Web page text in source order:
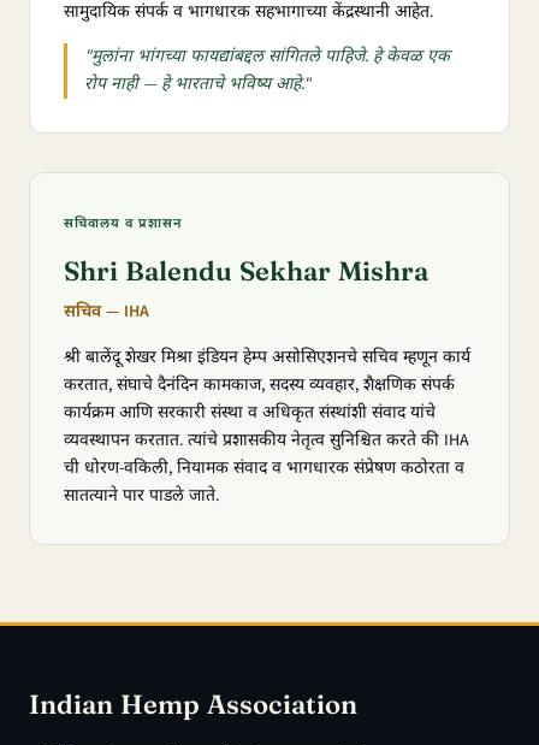
सामुदायिक संपर्क व भागधारक सहभागाच्या केंद्रस्थानी आहेत.
"मुलांना भांगच्या फायद्यांबद्दल सांगितले पाहिजे. हे केवळ एक
रोप नाही — हे भारताचे भविष्य आहे."
सचिवालय व प्रशासन
Shri Balendu Sekhar Mishra
सचिव — IHA
श्री बालेंदू शेखर मिश्रा इंडियन हेम्प असोसिएशनचे सचिव म्हणून कार्य
करतात, संघाचे दैनंदिन कामकाज, सदस्य व्यवहार, शैक्षणिक संपर्क
कार्यक्रम आणि सरकारी संस्था व अधिकृत संस्थांशी संवाद यांचे
व्यवस्थापन करतात. त्यांचे प्रशासकीय नेतृत्व सुनिश्चित करते की IHA
ची धोरण-वकिली, नियामक संवाद व भागधारक संप्रेषण कठोरता व
सातत्याने पार पाडले जाते.
Indian Hemp Association